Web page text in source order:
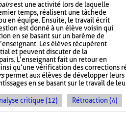
est une activité lors de laquelle
temps, réalisent une tâche de
en équipe. Ensuite, le travail écrit
est donné à un élève voisin qui
en se basant sur un barème de
Les élèves récupèrent
et peuvent discuter de la
L’enseignant fait un retour en
qu’une vérification des corrections
permet aux élèves de développer
en se basant sur le travail de
critique (12) Rétroaction (4)